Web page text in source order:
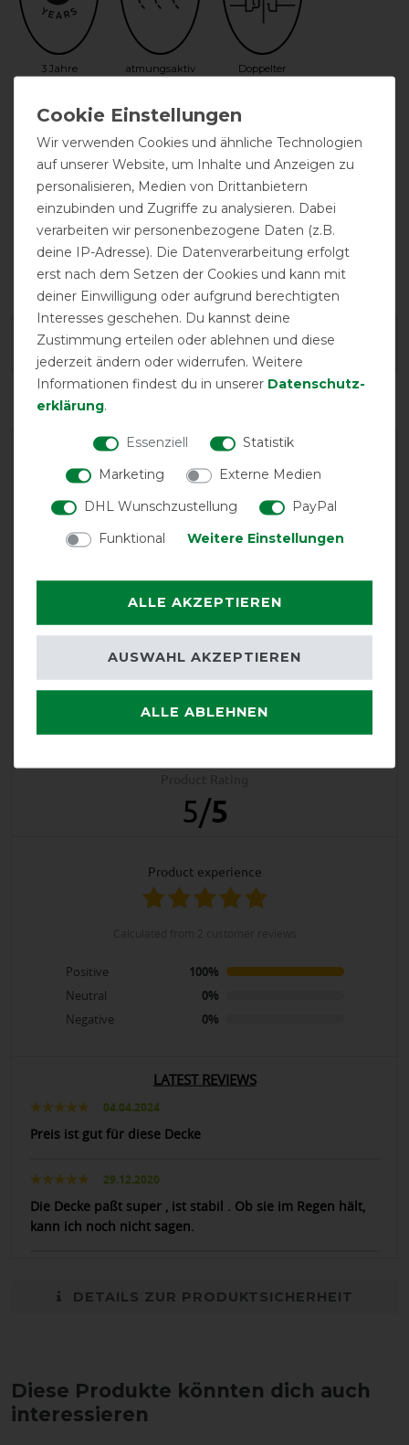
3 Jahre
atmungsaktiv
Doppelter
wasserdicht
Herstellergarantie
2
5/5
product experience
Positive
100%
Neutral
0%
Negative
0%
LATEST REVIEWS
04.04.2024
Preis ist gut für diese Decke
29.12.2020
Die Decke paßt super , ist stabil . Ob sie im Regen hält,
kann ich noch nicht sagen.
DETAILS ZUR PRODUKTSICHERHEIT
Diese Produkte könnten dich auch
interessieren
Wir verwenden Cookies und ähnliche Technologien
auf unserer Website, um Inhalte und Anzeigen zu
personalisieren, Medien von Drittanbietern
einzubinden und Zugriffe zu analysieren. Dabei
verarbeiten wir personenbezogene Daten (z.B.
deine IP-Adresse). Die Datenverarbeitung erfolgt
erst nach dem Setzen der Cookies und kann mit
deiner Einwilligung oder aufgrund berechtigten
Interesses geschehen. Du kannst deine
Zustimmung erteilen oder ablehnen und diese
jederzeit ändern oder widerrufen. Weitere
Informationen findest du in unserer Daten­schutz­
erklärung.
Essenziell
Statistik
Marketing
Externe Medien
DHL Wunschzustellung
PayPal
Funktional
Weitere Einstellungen
ALLE AKZEPTIEREN
ALLE ABLEHNEN
AUSWAHL AKZEPTIEREN